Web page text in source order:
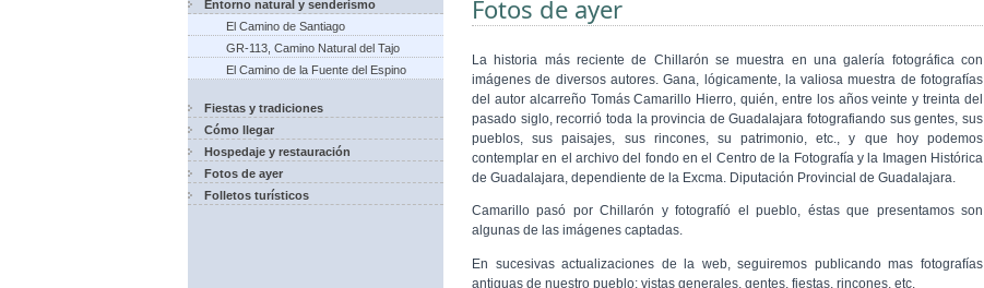
Entorno natural y senderismo
El Camino de Santiago
GR-113, Camino Natural del Tajo
El Camino de la Fuente del Espino
Fiestas y tradiciones
Cómo llegar
Hospedaje y restauración
Fotos de ayer
Folletos turísticos
Fotos de ayer
La historia más reciente de Chillarón se muestra en una galería fotográfica con
imágenes de diversos autores. Gana, lógicamente, la valiosa muestra de fotografías
del autor alcarreño Tomás Camarillo Hierro, quién, entre los años veinte y treinta del
pasado siglo, recorrió toda la provincia de Guadalajara fotografiando sus gentes, sus
pueblos, sus paisajes, sus rincones, su patrimonio, etc., y que hoy podemos
contemplar en el archivo del fondo en el Centro de la Fotografía y la Imagen Histórica
de Guadalajara, dependiente de la Excma. Diputación Provincial de Guadalajara.
Camarillo pasó por Chillarón y fotografíó el pueblo, éstas que presentamos son
algunas de las imágenes captadas.
En sucesivas actualizaciones de la web, seguiremos publicando mas fotografías
antiguas de nuestro pueblo: vistas generales, gentes, fiestas, rincones, etc.